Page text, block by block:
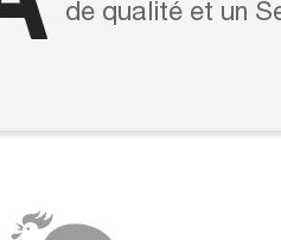
de qualité et un